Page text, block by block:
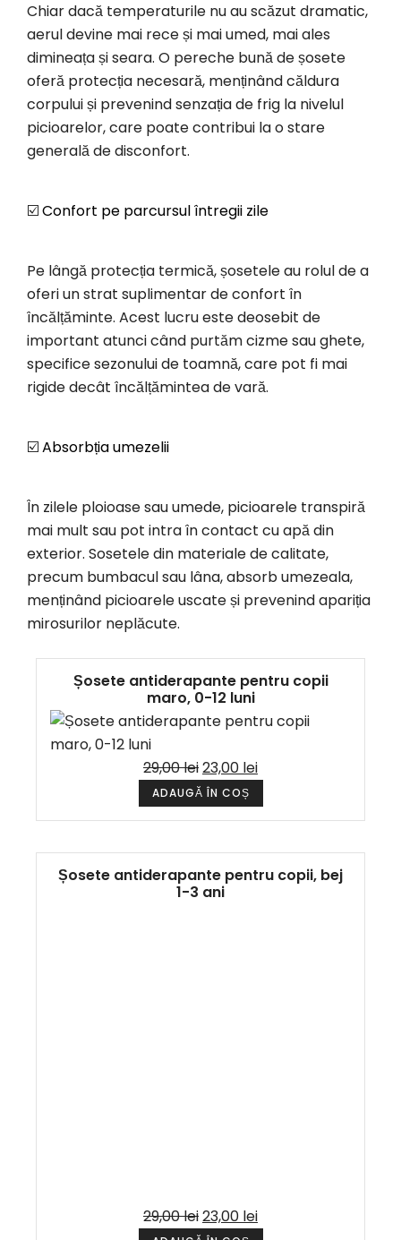
Chiar dacă temperaturile nu au scăzut dramatic,
aerul devine mai rece și mai umed, mai ales
dimineața și seara. O pereche bună de șosete
oferă protecția necesară, menținând căldura
corpului și prevenind senzația de frig la nivelul
picioarelor, care poate contribui la o stare
generală de disconfort.
☑️Confort pe parcursul întregii zile
Pe lângă protecția termică, șosetele au rolul de a
oferi un strat suplimentar de confort în
încălțăminte. Acest lucru este deosebit de
important atunci când purtăm cizme sau ghete,
specifice sezonului de toamnă, care pot fi mai
rigide decât încălțămintea de vară.
☑️Absorbția umezelii
În zilele ploioase sau umede, picioarele transpiră
mai mult sau pot intra în contact cu apă din
exterior. Sosetele din materiale de calitate,
precum bumbacul sau lâna, absorb umezeala,
menținând picioarele uscate și prevenind apariția
mirosurilor neplăcute.
Șosete antiderapante pentru copii
maro, 0-12 luni
29,00lei23,00 lei
ADAUGĂ ÎN COȘ
Șosete antiderapante pentru copii, bej
1-3 ani
29,00lei23,00 lei